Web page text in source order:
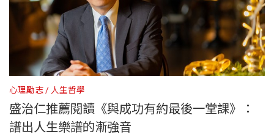
心理勵志 人生哲學
盛治仁推薦閱讀《與成功有約最後一堂課》：
譜出人生樂譜的漸強音